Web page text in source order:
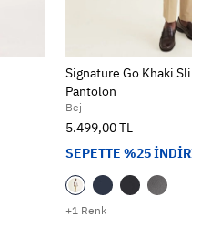
+1 Renk
Signature Go Khaki
Pantolon
Bej
5.499,00 TL
SEPETTE %25